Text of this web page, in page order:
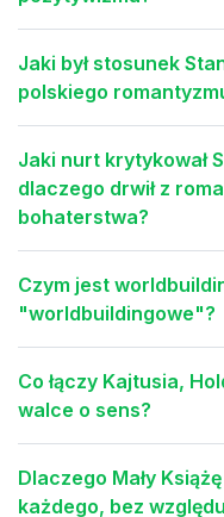
Jaki był stosunek
polskiego
Jaki nurt krytykował
dlaczego drwił z
bohaterstwa?
Czym jest
"worldbuildingowe"?
Co łączy Kajtusia,
walce o sens?
Dlaczego Mały
każdego, bez